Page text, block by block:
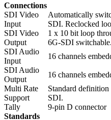
Connections
SDI Video
Input
Automatically
SDI. Reclocked
SDI Video
Output
1 x 10 bit loop
6G-SDI switchable.
SDI Audio
Input
16 channels
SDI Audio
Output
16 channels
Multi Rate
Support
Standard
SDI.
Tally
9-pin D connector
Standards